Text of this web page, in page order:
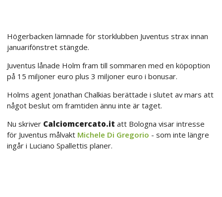
Högerbacken lämnade för storklubben Juventus strax innan
januarifönstret stängde.
Juventus lånade Holm fram till sommaren med en köpoption
på 15 miljoner euro plus 3 miljoner euro i bonusar.
Holms agent Jonathan Chalkias berättade i slutet av mars att
något beslut om framtiden ännu inte är taget.
Nu skriver Calciomcercato.it att Bologna visar intresse
för Juventus målvakt Michele Di Gregorio - som inte längre
ingår i Luciano Spallettis planer.